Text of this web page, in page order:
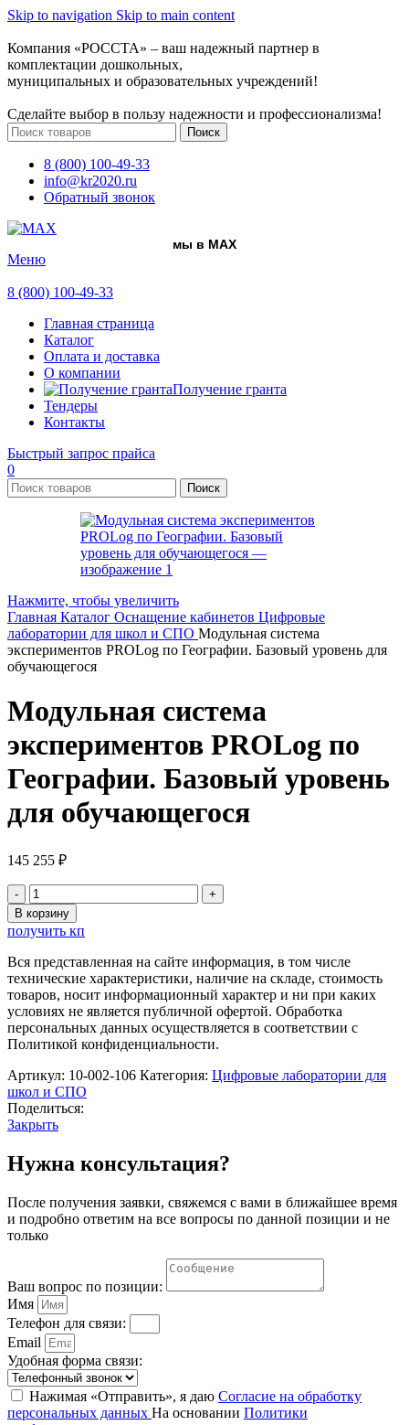
Skip to navigation Skip to main content
Компания «РОССТА» – ваш надежный партнер в
комплектации дошкольных,
муниципальных и образовательных учреждений!
Сделайте выбор в пользу надежности и профессионализма!
Поиск
8 (800) 100-49-33
info@kr2020.ru
Обратный звонок
мы в MAX
Меню
8 (800) 100-49-33
Главная страница
Каталог
Оплата и доставка
О компании
Получение гранта
Тендеры
Контакты
Быстрый запрос прайса
0
Поиск
Нажмите, чтобы увеличить
Главная Каталог Оснащение кабинетов Цифровые
лаборатории для школ и СПО Модульная система
экспериментов PROLog по Географии. Базовый уровень для
обучающегося
Модульная система
экспериментов PROLog по
Географии. Базовый уровень
для обучающегося
145 255 ₽
Количество
товара
Модульная
система
экспериментов
PROLog
по
Географии.
Базовый
уровень
обучающегося
В корзину
получить кп
Вся представленная на сайте информация, в том числе
технические характеристики, наличие на складе, стоимость
товаров, носит информационный характер и ни при каких
условиях не является публичной офертой. Обработка
персональных данных осуществляется в соответствии с
Политикой конфиденциальности.
Артикул: 10-002-106 Категория: Цифровые лаборатории для
школ и СПО
Поделиться:
Закрыть
Нужна консультация?
После получения заявки, свяжемся с вами в ближайшее время
и подробно ответим на все вопросы по данной позиции и не
только
Ваш вопрос по позиции:
Имя
Телефон для связи:
Email
Удобная форма связи:
Нажимая «Отправить», я даю Согласие на обработку
персональных данных На основании Политики